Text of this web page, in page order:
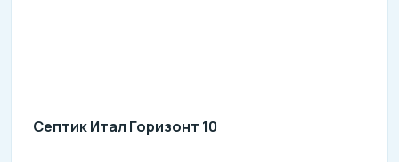
Септик Итал Горизонт 10